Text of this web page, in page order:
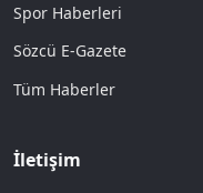
Spor Haberleri
Sözcü E-Gazete
Tüm Haberler
İletişim